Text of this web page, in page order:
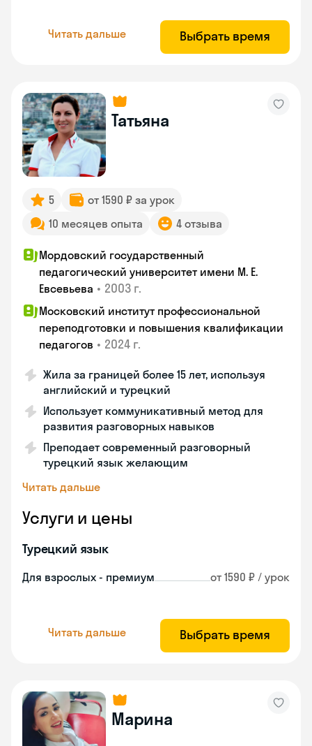
Читать дальше Выбрать время
Татьяна
5
от 1590 ₽ за урок
10 месяцев опыта
4 отзыва
Мордовский государственный
педагогический университет имени М. Е.
Евсевьева • 2003 г.
Московский институт профессиональной
переподготовки и повышения квалификации
педагогов • 2024 г.
Жила за границей более 15 лет, используя
английский и турецкий
Использует коммуникативный метод для
развития разговорных навыков
Преподает современный разговорный
турецкий язык желающим
Читать дальше
Услуги и цены
Турецкий язык
Для взрослых - премиум от 1590 ₽ / урок
Читать дальше Выбрать время
Марина